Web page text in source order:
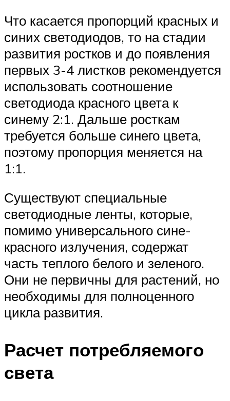
Что касается пропорций красных и
синих светодиодов, то на стадии
развития ростков и до появления
первых 3-4 листков рекомендуется
использовать соотношение
светодиода красного цвета к
синему 2:1. Дальше росткам
требуется больше синего цвета,
поэтому пропорция меняется на
1:1.
Существуют специальные
светодиодные ленты, которые,
помимо универсального сине-
красного излучения, содержат
часть теплого белого и зеленого.
Они не первичны для растений, но
необходимы для полноценного
цикла развития.
Расчет потребляемого
света